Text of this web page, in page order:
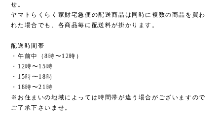
せ。
ヤマトらくらく家財宅急便の配送商品は同時に複数の商品を買わ
れた場合でも、各商品毎に配送料が掛かります。
配送時間帯
・午前中（8時〜12時）
・12時〜15時
・15時〜18時
・18時〜21時
※お住まいの地域によっては時間帯が違う場合がございますので
ご了承下さいませ。